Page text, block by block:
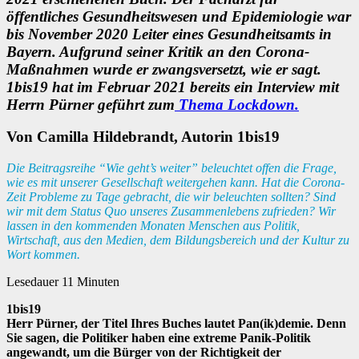
öffentliches Gesundheitswesen und Epidemiologie war
bis November 2020 Leiter eines Gesundheitsamts in
Bayern. Aufgrund seiner Kritik an den Corona-
Maßnahmen wurde er zwangsversetzt, wie er sagt.
1bis19 hat im Februar 2021 bereits ein Interview mit
Herrn Pürner geführt zum Thema Lockdown.
Von Camilla Hildebrandt, Autorin 1bis19
Die Beitragsreihe “Wie geht’s weiter” beleuchtet offen die Frage,
wie es mit unserer Gesellschaft weitergehen kann. Hat die Corona-
Zeit Probleme zu Tage gebracht, die wir beleuchten sollten? Sind
wir mit dem Status Quo unseres Zusammenlebens zufrieden? Wir
lassen in den kommenden Monaten Menschen aus Politik,
Wirtschaft, aus den Medien, dem Bildungsbereich und der Kultur zu
Wort kommen.
Lesedauer 11 Minuten
1bis19
Herr Pürner, der Titel Ihres Buches lautet Pan(ik)demie. Denn
Sie sagen, die Politiker haben eine extreme Panik-Politik
angewandt, um die Bürger von der Richtigkeit der